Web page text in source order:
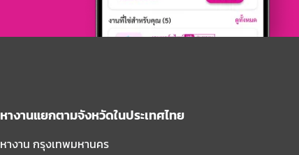
หางานแยกตามจังหวัดในประเทศไทย
หางาน กรุงเทพมหานคร